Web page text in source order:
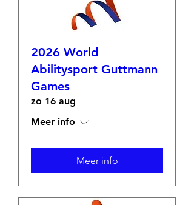
2026 World
Abilitysport Guttmann
Games
zo 16 aug
Meer info
Meer info